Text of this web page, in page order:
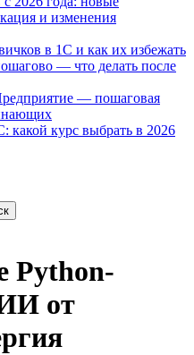
и изменения
в 1С и как их избежать
— что делать после
— пошаговая
какой курс выбрать в 2026
Python-
от